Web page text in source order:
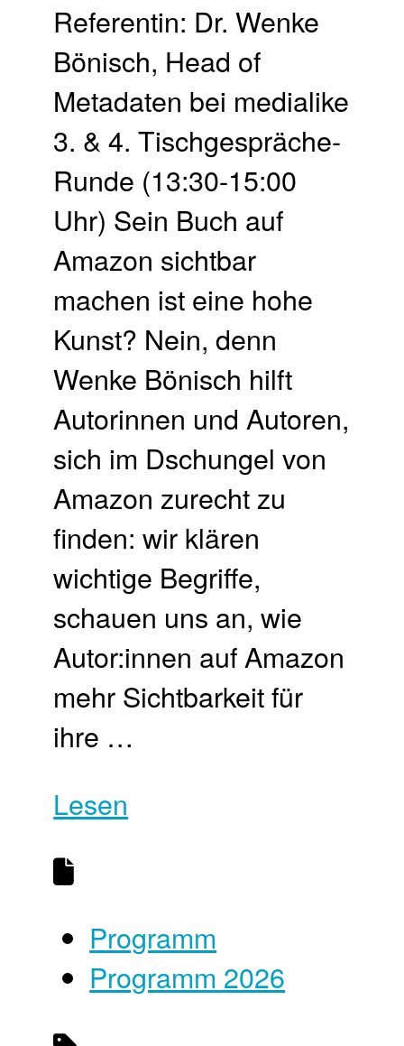
Referentin: Dr. Wenke
Bönisch, Head of
Metadaten bei medialike
3. & 4. Tisch­gespräche-
Runde (13:30-15:00
Uhr) Sein Buch auf
Amazon sichtbar
machen ist eine hohe
Kunst? Nein, denn
Wenke Bönisch hilft
Autorinnen und Autoren,
sich im Dschungel von
Amazon zurecht zu
finden: wir klären
wichtige Begriffe,
schauen uns an, wie
Autor:innen auf Amazon
mehr Sichtbarkeit für
ihre …
Lesen
Programm
Programm 2026